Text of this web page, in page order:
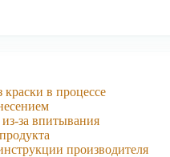
краски в процессе
за впитывания
производителя